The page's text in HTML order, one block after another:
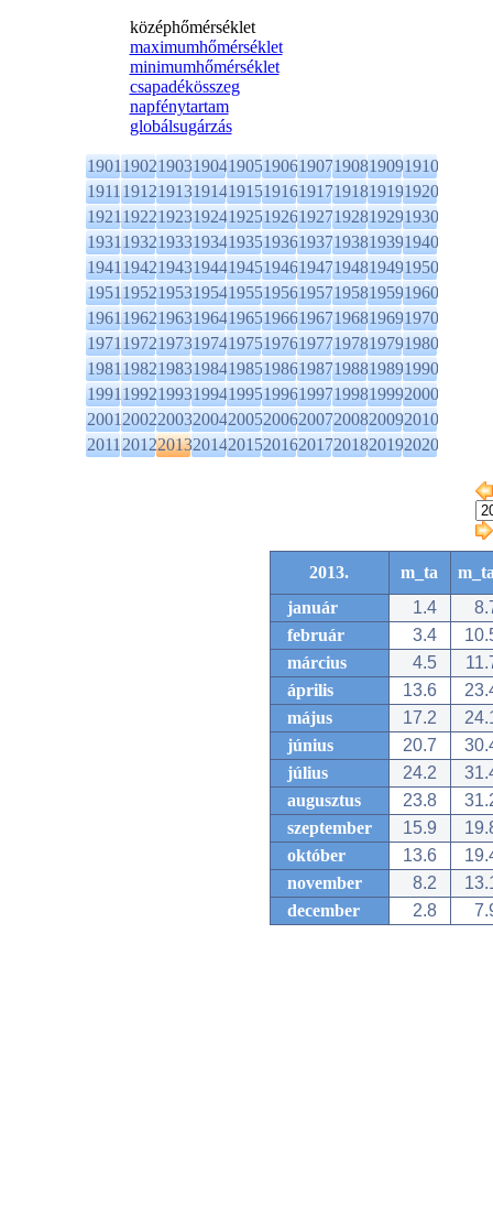
középhőmérséklet
maximumhőmérséklet
minimumhőmérséklet
csapadékösszeg
napfénytartam
globálsugárzás
1901190219031904190519061907190819091910
1911191219131914191519161917191819191920
1921192219231924192519261927192819291930
1931193219331934193519361937193819391940
1941194219431944194519461947194819491950
1951195219531954195519561957195819591960
1961196219631964196519661967196819691970
1971197219731974197519761977197819791980
1981198219831984198519861987198819891990
1991199219931994199519961997199819992000
2001200220032004200520062007200820092010
2011201220132014201520162017201820192020
2013. m_ta
január
1.4
február
3.4
március
4.5
április
13.6
május
17.2
június
20.7
július
24.2
augusztus
23.8
szeptember
15.9
október
13.6
november
8.2
december
2.8